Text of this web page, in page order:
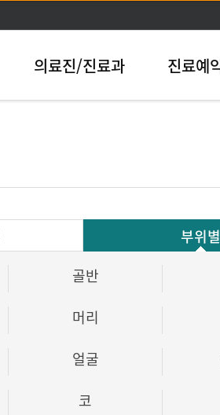
의료진/진료과 진료예
부위별
골반
머리
얼굴
코